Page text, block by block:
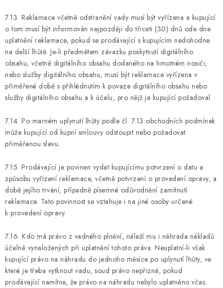
7.13. Reklamace včetně odstranění vady musí být vyřízena a kupující
o tom musí být informován nejpozději do třiceti (30) dnů ode dne
uplatnění reklamace, pokud se prodávající s kupujícím nedohodne
na delší lhůtě. Je-li předmětem závazku poskytnutí digitálního
obsahu, včetně digitálního obsahu dodaného na hmotném nosiči,
nebo služby digitálního obsahu, musí být reklamace vyřízena v
přiměřené době s přihlédnutím k povaze digitálního obsahu nebo
služby digitálního obsahu a k účelu, pro nějž je kupující požadoval.
7.14. Po marném uplynutí lhůty podle čl. 7.13 obchodních podmínek
může kupující od kupní smlouvy odstoupit nebo požadovat
přiměřenou slevu.
7.15. Prodávající je povinen vydat kupujícímu potvrzení o datu a
způsobu vyřízení reklamace, včetně potvrzení o provedení opravy, a
době jejího trvání, případně písemné odůvodnění zamítnutí
reklamace. Tato povinnost se vztahuje i na jiné osoby určené
k provedení opravy.
7.16. Kdo má právo z vadného plnění, náleží mu i náhrada nákladů
účelně vynaložených při uplatnění tohoto práva. Neuplatní-li však
kupující právo na náhradu do jednoho měsíce po uplynutí lhůty, ve
které je třeba vytknout vadu, soud právo nepřizná, pokud
prodávající namítne, že právo na náhradu nebylo uplatněno včas.